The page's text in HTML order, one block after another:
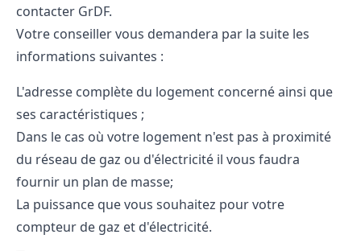
contacter GrDF.
Votre conseiller vous demandera par la suite les
informations suivantes :
L'adresse complète du logement concerné ainsi que
ses caractéristiques ;
Dans le cas où votre logement n'est pas à proximité
du réseau de gaz ou d'électricité il vous faudra
fournir un plan de masse;
La puissance que vous souhaitez pour votre
compteur de gaz et d'électricité.